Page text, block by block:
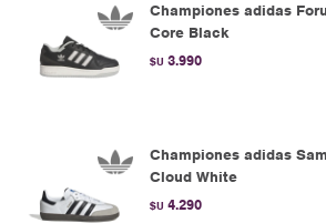
Championes adidas
Core Black
$U 3.990
Championes adidas
Cloud White
$U 4.290